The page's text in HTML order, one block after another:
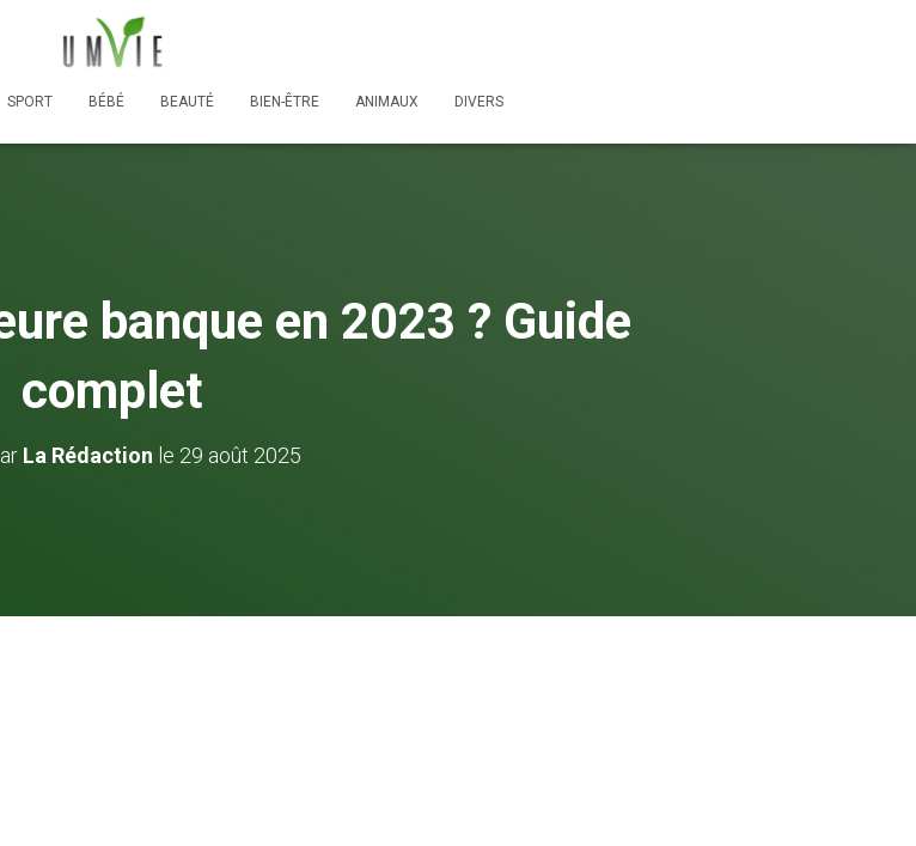
SPORT BÉBÉ BEAUTÉ BIEN-ÊTRE ANIMAUX DIVERS
banque en 2023 ? Guide
complet
La Rédaction le 29 août 2025